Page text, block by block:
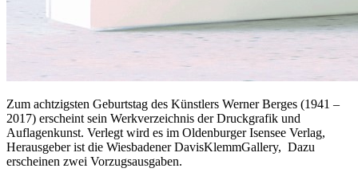
Zum achtzigsten Geburtstag des Künstlers Werner Berges (1941 –
2017) erscheint sein Werkverzeichnis der Druckgrafik und
Auflagenkunst. Verlegt wird es im Oldenburger Isensee Verlag,
Herausgeber ist die Wiesbadener DavisKlemmGallery, Dazu
erscheinen zwei Vorzugsausgaben.